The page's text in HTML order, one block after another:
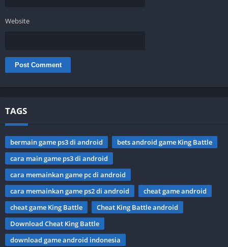
Website
TAGS
bermain game ps3 di android
bets android game King Battle
cara main game ps3 di android
cara memainkan game pc di android
cara memainkan game ps2 di android
cheat game android
cheat game King Battle
Cheat King Battle android
Download Cheat King Battle
download game android indonesia